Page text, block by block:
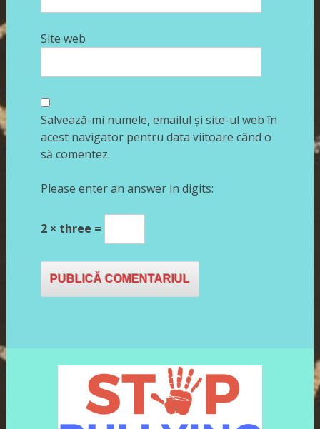
Site web
Salvează-mi numele, emailul și site-ul web în
acest navigator pentru data viitoare când o
să comentez.
Please enter an answer in digits:
2 × three =